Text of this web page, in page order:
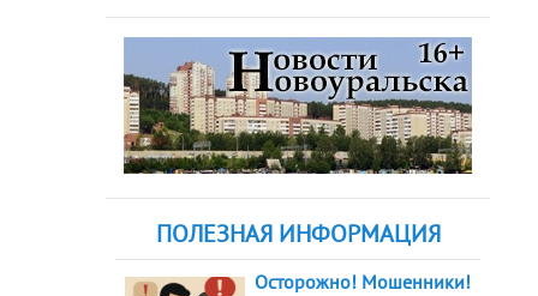
ПОЛЕЗНАЯ ИНФОРМАЦИЯ
Осторожно! Мошенники!